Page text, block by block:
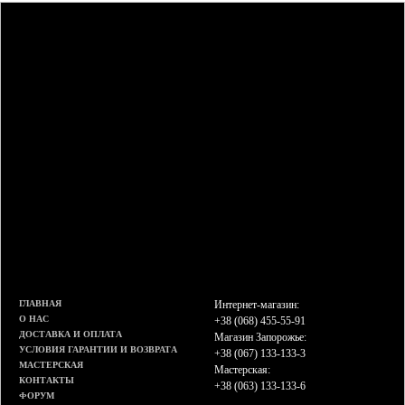
ГЛАВНАЯ
О НАС
ДОСТАВКА И ОПЛАТА
УСЛОВИЯ ГАРАНТИИ И ВОЗВРАТА
МАСТЕРСКАЯ
КОНТАКТЫ
ФОРУМ
Интернет-магазин:
+38 (068) 455-55-91
Магазин Запорожье:
+38 (067) 133-133-3
Мастерская:
+38 (063) 133-133-6